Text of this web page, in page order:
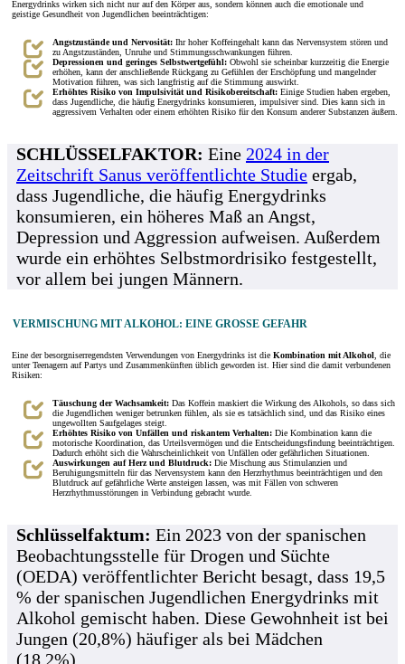
Energydrinks wirken sich nicht nur auf den Körper aus, sondern können auch die emotionale und
geistige Gesundheit von Jugendlichen beeinträchtigen:
Angstzustände und Nervosität: Ihr hoher Koffeingehalt kann das Nervensystem stören und
zu Angstzuständen, Unruhe und Stimmungsschwankungen führen.
Depressionen und geringes Selbstwertgefühl: Obwohl sie scheinbar kurzzeitig die Energie
erhöhen, kann der anschließende Rückgang zu Gefühlen der Erschöpfung und mangelnder
Motivation führen, was sich langfristig auf die Stimmung auswirkt.
Erhöhtes Risiko von Impulsivität und Risikobereitschaft: Einige Studien haben ergeben,
dass Jugendliche, die häufig Energydrinks konsumieren, impulsiver sind. Dies kann sich in
aggressivem Verhalten oder einem erhöhten Risiko für den Konsum anderer Substanzen äußern.
SCHLÜSSELFAKTOR: Eine 2024 in der
Zeitschrift Sanus veröffentlichte Studie ergab,
dass Jugendliche, die häufig Energydrinks
konsumieren, ein höheres Maß an Angst,
Depression und Aggression aufweisen. Außerdem
wurde ein erhöhtes Selbstmordrisiko festgestellt,
vor allem bei jungen Männern.
VERMISCHUNG MIT ALKOHOL: EINE GROSSE GEFAHR
Eine der besorgniserregendsten Verwendungen von Energydrinks ist die Kombination mit Alkohol , die
unter Teenagern auf Partys und Zusammenkünften üblich geworden ist. Hier sind die damit verbundenen
Risiken:
Täuschung der Wachsamkeit: Das Koffein maskiert die Wirkung des Alkohols, so dass sich
die Jugendlichen weniger betrunken fühlen, als sie es tatsächlich sind, und das Risiko eines
ungewollten Saufgelages steigt.
Erhöhtes Risiko von Unfällen und riskantem Verhalten: Die Kombination kann die
motorische Koordination, das Urteilsvermögen und die Entscheidungsfindung beeinträchtigen.
Dadurch erhöht sich die Wahrscheinlichkeit von Unfällen oder gefährlichen Situationen.
Auswirkungen auf Herz und Blutdruck: Die Mischung aus Stimulanzien und
Beruhigungsmitteln für das Nervensystem kann den Herzrhythmus beeinträchtigen und den
Blutdruck auf gefährliche Werte ansteigen lassen, was mit Fällen von schweren
Herzrhythmusstörungen in Verbindung gebracht wurde.
Schlüsselfaktum: Ein 2023 von der spanischen
Beobachtungsstelle für Drogen und Süchte
(OEDA) veröffentlichter Bericht besagt, dass 19,5
% der spanischen Jugendlichen Energydrinks mit
Alkohol gemischt haben. Diese Gewohnheit ist bei
Jungen (20,8%) häufiger als bei Mädchen
(18,2%).